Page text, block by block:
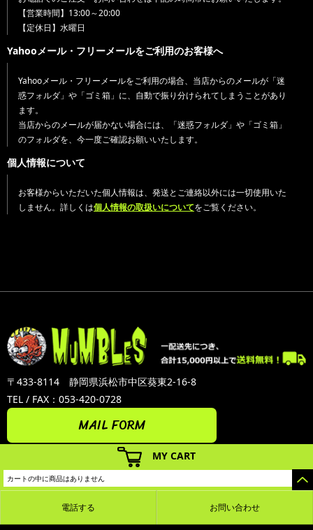
MY CART
カートの中に商品はありません
【営業時間】13:00～20:00
【定休日】水曜日
Yahooメール・フリーメールをご利用のお客様へ
Yahooメール・フリーメールをご利用の場合、当店からのメールが「迷
惑フォルダ」や「ゴミ箱」に、自動で振り分けられてしまうことがあり
ます。
当店からのメールが届かない場合には、「迷惑フォルダ」や「ゴミ箱」
のフォルダを、今一度ご確認お願いいたします。
個人情報について
お客様からいただいた個人情報は、発送とご連絡以外には一切使用いた
しません。詳しくは個人情報の取扱いについてをご覧ください。
〒433-8114 静岡県浜松市中区葵東2-16-8
TEL / FAX：053-420-0728
MAIL FORM
カラーミーショップ Copyright (C) 2005-2026 GMOペパボ株式会社All Rights Reserved.
電話する お問い合わせ